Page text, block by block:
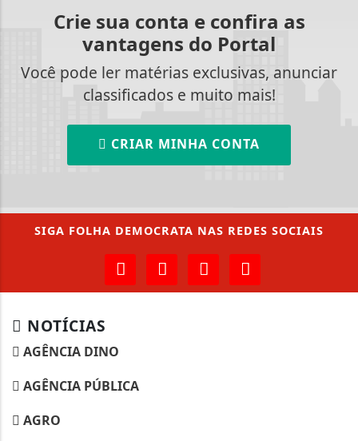
Crie sua conta e confira as
vantagens do Portal
Você pode ler matérias exclusivas, anunciar
classificados e muito mais!
CRIAR MINHA CONTA
SIGA FOLHA DEMOCRATA NAS REDES SOCIAIS
NOTÍCIAS
AGÊNCIA DINO
AGÊNCIA PÚBLICA
AGRO